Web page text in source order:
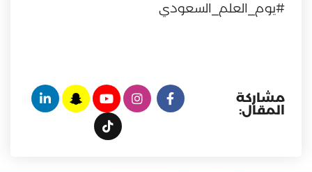
#يوم_العلم_السعودي
مشاركة
المقال: